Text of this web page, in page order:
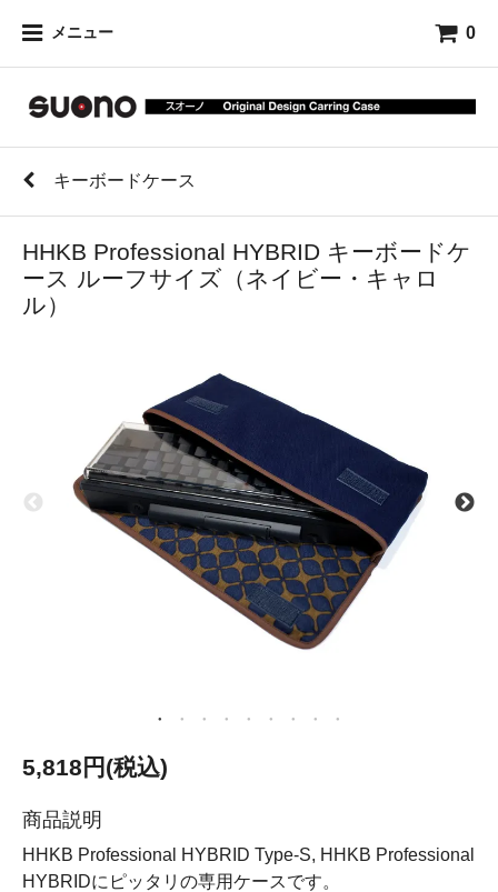
メニュー 0
キーボードケース
HHKB Professional HYBRID キーボードケ
ース ルーフサイズ（ネイビー・キャロ
ル）
5,818円(税込)
商品説明
HHKB Professional HYBRID Type-S, HHKB Professional
HYBRIDにピッタリの専用ケースです。